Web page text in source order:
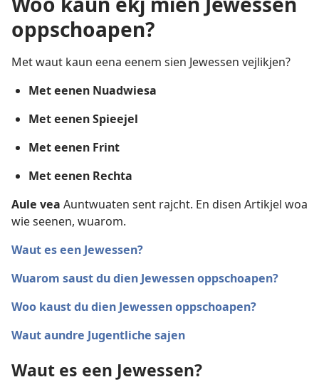
oppschoapen?
Met waut kaun eena eenem sien Jewessen vejlikjen?
Met eenen Nuadwiesa
Met eenen Spieejel
Met eenen Frint
Met eenen Rechta
Aule vea Auntwuaten sent rajcht. En disen Artikjel woa
wie seenen, wuarom.
Waut es een Jewessen?
Wuarom saust du dien Jewessen oppschoapen?
Woo kaust du dien Jewessen oppschoapen?
Waut aundre Jugentliche sajen
Waut es een Jewessen?